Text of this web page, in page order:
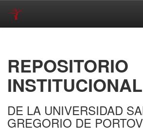
REPOSITORIO
INSTITUCIONAL
DE LA UNIVERSIDAD
GREGORIO DE